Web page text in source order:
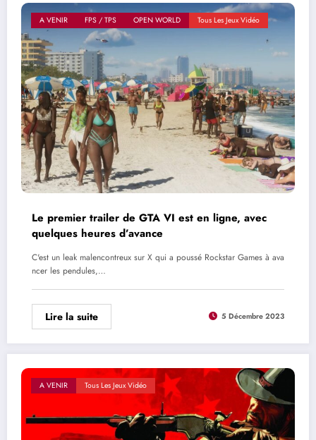
A VENIR FPS / TPS OPEN WORLD Tous Les Jeux Vidéo
Le premier trailer de GTA VI est en ligne, avec
quelques heures d’avance
C'est un leak malencontreux sur X qui a poussé Rockstar Games à ava
ncer les pendules,…
Lire la suite 5 Décembre 2023
A VENIR Tous Les Jeux Vidéo